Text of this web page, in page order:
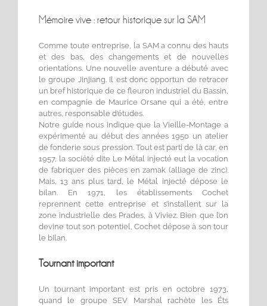
Mémoire vive : retour historique sur la SAM
Comme toute entreprise, la SAM a connu des hauts
et des bas, des changements et de nouvelles
orientations. Une nouvelle aventure a débuté avec
le groupe Jinjiang. Il est donc opportun de retracer
un bref historique de ce fleuron industriel du Bassin,
en compagnie de Maurice Orsane qui a été, entre
autres, responsable d’études.
Notre guide nous indique que la Vieille-Montage a
expérimenté au début des années 1950 un atelier
de fonderie sous pression. Tout est parti de là car, en
1957, la société dite Le Métal injecté eut la vocation
de fabriquer des pièces en zamak (alliage de zinc).
Mais, 13 ans plus tard, le Métal injecté dépose le
bilan. En 1971, les établissements Cochet
reprennent cette entreprise et s’installent sur la
zone industrielle des Prades, à Viviez. Bien que l’on
devine tout son potentiel, Cochet dépose à son tour
le bilan.
Tournant important
Un tournant important est pris en octobre 1973,
quand le groupe SEV Marshal rachète les Éts